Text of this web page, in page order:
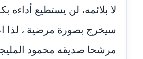
مدونة صفاء فوزي
عاملة
عاملة
لا بلائمه، لن يستطيع أداءه
سيخرج بصورة مرضية ، لذا
مرشحا صديقه محمود